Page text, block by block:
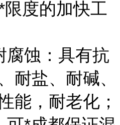
度的加快工
腐蚀：具有抗
耐盐、耐碱、
能，耐老化；